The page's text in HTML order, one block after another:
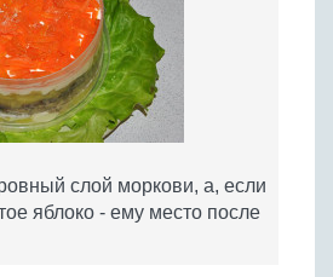
слой моркови, а, если
яблоко - ему место после